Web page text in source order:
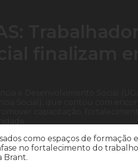
como espaços de
no fortalecimento do
Brant.